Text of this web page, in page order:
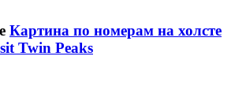
Картина по номерам на холсте
Twin Peaks